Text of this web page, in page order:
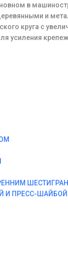
в
и
круга с
усиления
И ПРЕСС-ШАЙБОЙ